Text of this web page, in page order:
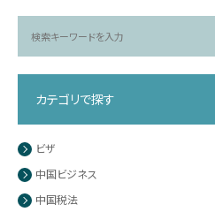
カテゴリで探す
ビザ
中国ビジネス
中国税法